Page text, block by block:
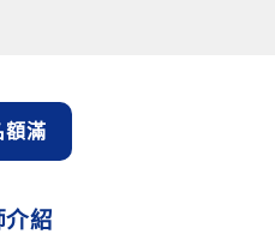
額滿
介紹